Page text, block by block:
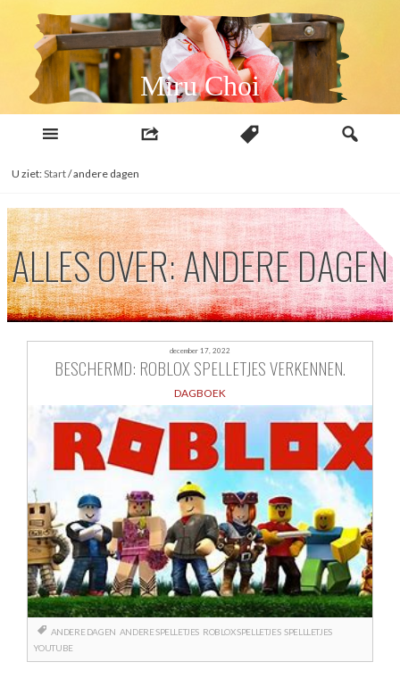
inhoud
Miru Choi
U ziet:Start/andere dagen
ALLES OVER: ANDERE DAGEN
december 17, 2022
BESCHERMD: ROBLOX SPELLETJES VERKENNEN.
DAGBOEK
ANDERE DAGEN ANDERE SPELLETJES ROBLOX SPELLETJES SPELLLETJES
YOUTUBE